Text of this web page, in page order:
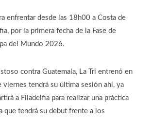
enfrentar desde las 18h00 a Costa de
por la primera fecha de la Fase de
del Mundo 2026.
contra Guatemala, La Tri entrenó en
viernes tendrá su última sesión ahí, ya
a Filadelfia para realizar una práctica
que tendrá su debut frente a los